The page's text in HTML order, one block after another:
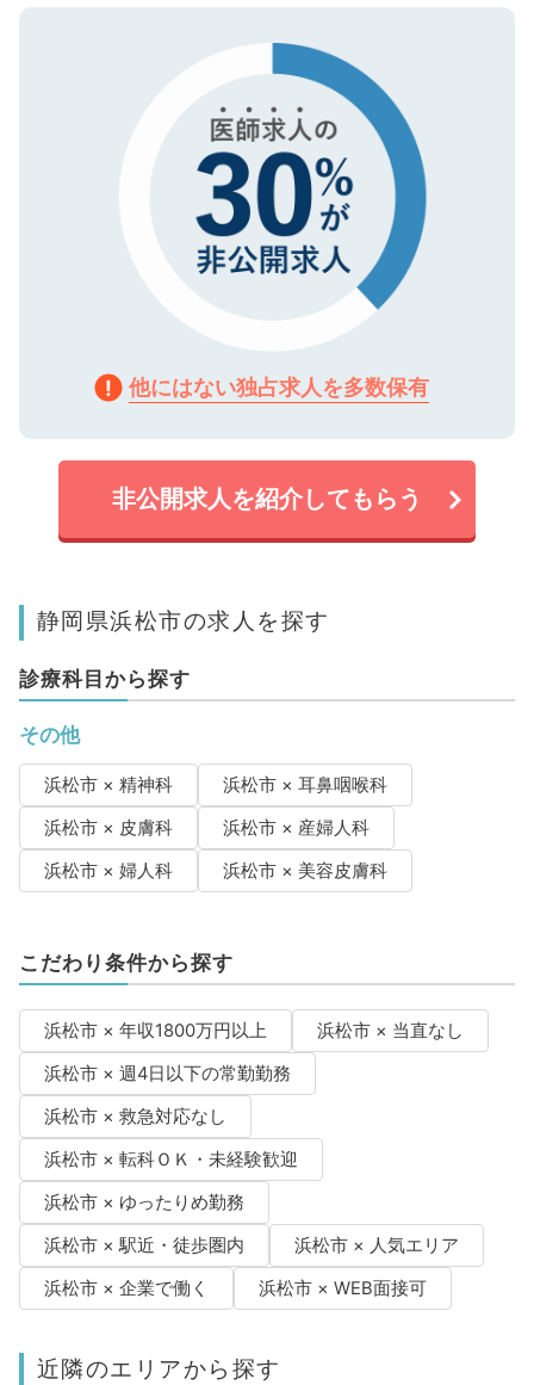
で、機密保持に関してもご安心ください。
ので、まずはご登録ください。
他にはない独占求人を多数保有
非公開求人を紹介してもらう
静岡県浜松市の求人を探す
診療科目から探す
その他
浜松市 × 精神科
浜松市 × 耳鼻咽喉科
浜松市 × 皮膚科
浜松市 × 産婦人科
浜松市 × 婦人科
浜松市 × 美容皮膚科
こだわり条件から探す
浜松市 × 年収1800万円以上
浜松市 × 当直なし
浜松市 × 週4日以下の常勤勤務
浜松市 × 救急対応なし
浜松市 × 転科ＯＫ・未経験歓迎
浜松市 × ゆったりめ勤務
浜松市 × 駅近・徒歩圏内
浜松市 × 人気エリア
浜松市 × 企業で働く
浜松市 × WEB面接可
近隣のエリアから探す